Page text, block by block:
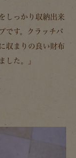
しっかり収納出来
です。クラッチバ
収まりの良い財布
した。」